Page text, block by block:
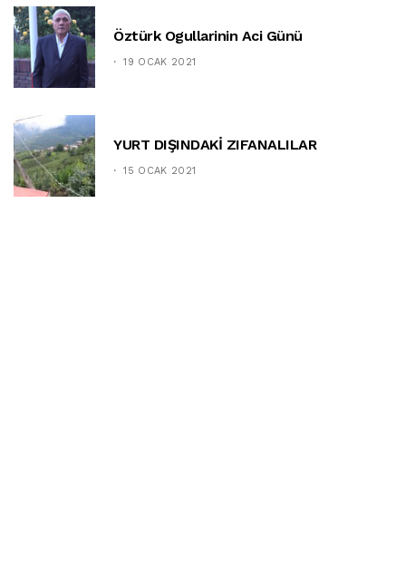
Öztürk Ogullarinin Aci Günü
19 OCAK 2021
YURT DIŞINDAKİ ZIFANALILAR
15 OCAK 2021